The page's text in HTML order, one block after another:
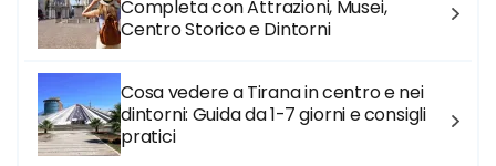
Completa con Attrazioni, Musei,
Centro Storico e Dintorni
Cosa vedere a Tirana in centro e nei
dintorni: Guida da 1-7 giorni e consigli
pratici